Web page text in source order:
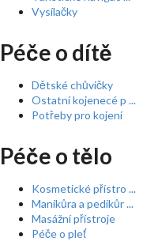
Vysílačky
Péče o dítě
Dětské chůvičky
Ostatní kojenecé p ...
Potřeby pro kojení
Péče o tělo
Kosmetické přístro ...
Manikůra a pedikůr ...
Masážní přístroje
Péče o pleť